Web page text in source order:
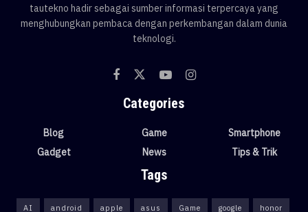
tautekno hadir sebagai sumber informasi terpercaya yang
menghubungkan pembaca dengan perkembangan dalam dunia
teknologi.
Categories
Blog
Gadget
Game
News
Smartphone
Tips & Trik
Tags
AI android apple asus Game google honor